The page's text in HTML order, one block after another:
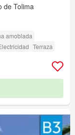
de Tolima
amoblada
Terraza